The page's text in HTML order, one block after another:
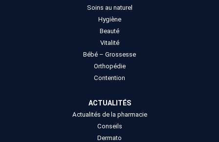
Soins au naturel
Hygiène
Beauté
Vitalité
Bébé – Grossesse
Orthopédie
Contention
ACTUALITÉS
Actualités de la pharmacie
Conseils
Dermato